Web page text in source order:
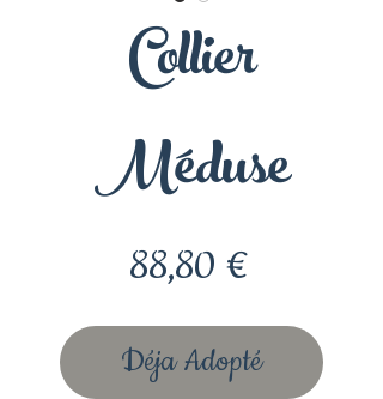
Collier
Méduse
88,80 €Prix
Déja Adopté